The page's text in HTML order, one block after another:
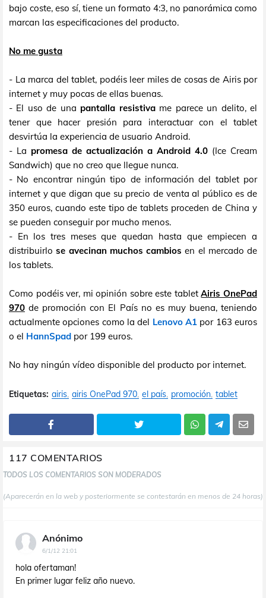
bajo coste, eso sí, tiene un formato 4:3, no panorámica como
marcan las especificaciones del producto.
No me gusta
- La marca del tablet, podéis leer miles de cosas de Airis por
internet y muy pocas de ellas buenas.
- El uso de una pantalla resistivame parece un delito, el
tener que hacer presión para interactuar con el tablet
desvirtúa la experiencia de usuario Android.
- La promesa de actualización a Android 4.0 (Ice Cream
Sandwich) que no creo que llegue nunca.
- No encontrar ningún tipo de información del tablet por
internet y que digan que su precio de venta al público es de
350 euros, cuando este tipo de tablets proceden de China y
se pueden conseguir por mucho menos.
- En los tres meses que quedan hasta que empiecen a
distribuirlose avecinan muchos cambios en el mercado de
los tablets.
Como podéis ver, mi opinión sobre este tabletAiris OnePad
970 de promoción con El País no es muy buena, teniendo
actualmente opciones como la del Lenovo A1 por 163 euros
o el HannSpad por 199 euros.
No hay ningún vídeo disponible del producto por internet.
Etiquetas: airis airis OnePad 970 el país promoción tablet
117 COMENTARIOS
TODOS LOS COMENTARIOS SON MODERADOS
(Aparecerán en la web y posteriormente se contestarán en menos de 24 horas)
Anónimo
6/1/12 21:01
hola ofertaman!
En primer lugar feliz año nuevo.